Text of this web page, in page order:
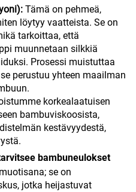
Tämä on pehmeä,
löytyy vaatteista. Se on
tarkoittaa, että
muunnetaan silkkiä
Prosessi muistuttaa
perustuu yhteen maailman
korkealaatuisen
bambuviskoosista,
kestävyydestä,
bambuneulokset
se on
jotka heijastuvat